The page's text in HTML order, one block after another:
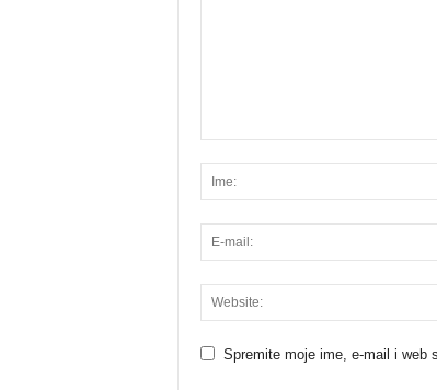
Spremite moje ime, e-mail i web